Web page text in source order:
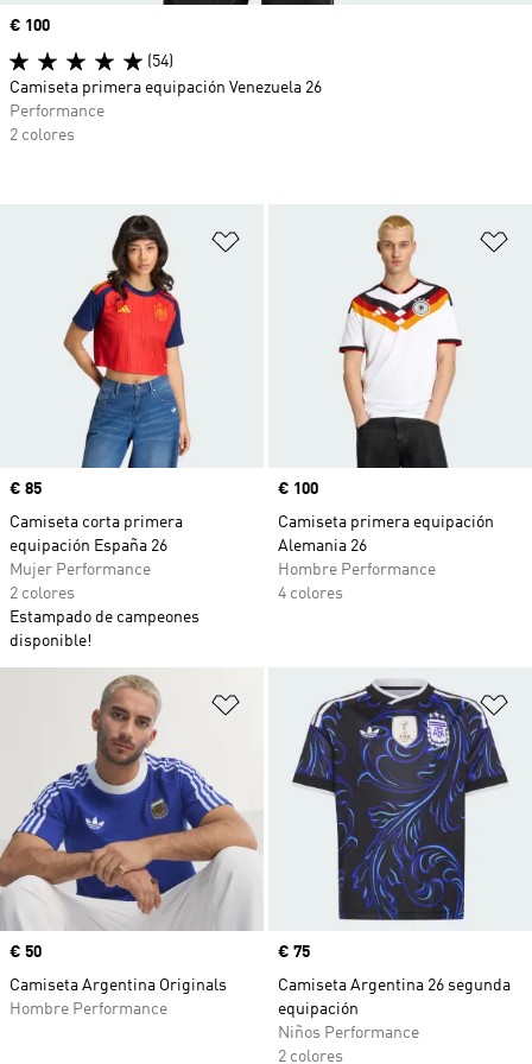
Añadir a la lista de deseos
Precio
€ 85
Camiseta corta primera
equipación España 26
Mujer Performance
2 colores
Estampado de campeones
disponible!
Precio
€ 100
Camiseta primera equipación
Alemania 26
Hombre Performance
4 colores
Añadir a la lista de deseos
Precio
€ 50
Camiseta Argentina Originals
Hombre Performance
Precio
€ 75
Camiseta Argentina 26 segunda
equipación
Niños Performance
2 colores
Precio
€ 100
(54)
Camiseta primera equipación Venezuela 26
Performance
2 colores